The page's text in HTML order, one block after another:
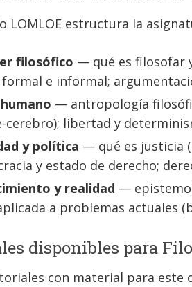
LOMLOE estructura la
filosófico — qué es filosofar
formal e informal;
— antropología
cerebro); libertad y
y política — qué es justicia
y estado de derecho;
y realidad —
a problemas actuales
disponibles para
con material para este